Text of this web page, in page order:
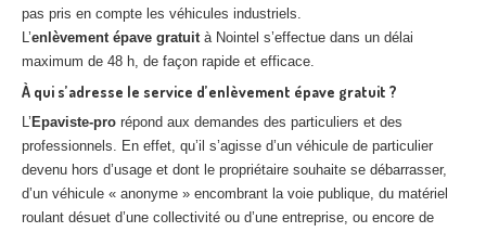
pas pris en compte les véhicules industriels.
L’enlèvement épave gratuità Nointel s’effectue dans un délai
maximum de 48 h, de façon rapide et efficace.
À qui s’adresse le service d’enlèvement épave gratuit ?
L’ Epaviste-pro répond aux demandes des particuliers et des
professionnels. En effet, qu’il s’agisse d’un véhicule de particulier
devenu hors d’usage et dont le propriétaire souhaite se débarrasser,
d’un véhicule « anonyme » encombrant la voie publique, du matériel
roulant désuet d’une collectivité ou d’une entreprise, ou encore de